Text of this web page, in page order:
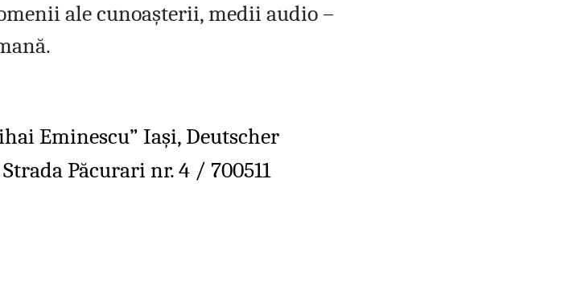
ale cunoaşterii, medii audio –
Eminescu” Iaşi, Deutscher
Păcurari nr. 4 / 700511